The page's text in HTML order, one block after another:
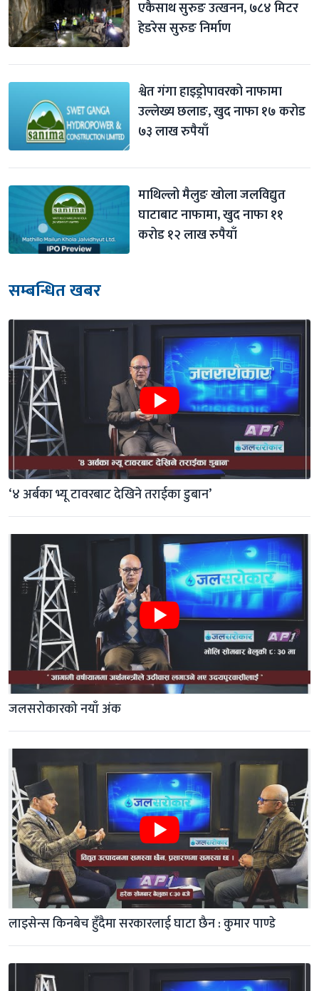
एकैसाथ सुरुङ उत्खनन, ७८४ मिटर
हेडरेस सुरुङ निर्माण
श्वेत गंगा हाइड्रोपावरको नाफामा
उल्लेख्य छलाङ, खुद नाफा १७ करोड
७३ लाख रुपैयाँ
माथिल्लो मैलुङ खोला जलविद्युत
घाटाबाट नाफामा, खुद नाफा ११
करोड १२ लाख रुपैयाँ
सम्बन्धित खबर
‘४ अर्बका भ्यू टावरबाट देखिने तराईका डुबान’
जलसरोकारको नयाँ अंक
लाइसेन्स किनबेच हुँदैमा सरकारलाई घाटा छैन : कुमार पाण्डे